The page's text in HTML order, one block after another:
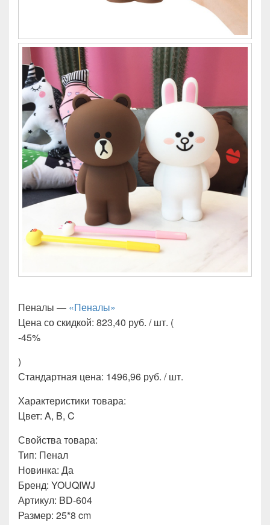
Пеналы — «Пеналы»
Цена со скидкой: 823,40 руб. / шт. (
-45%
)
Стандартная цена: 1496,96 руб. / шт.
Характеристики товара:
Цвет: A, B, C
Свойства товара:
Тип: Пенал
Новинка: Да
Бренд: YOUQIWJ
Артикул: BD-604
Размер: 25*8 cm